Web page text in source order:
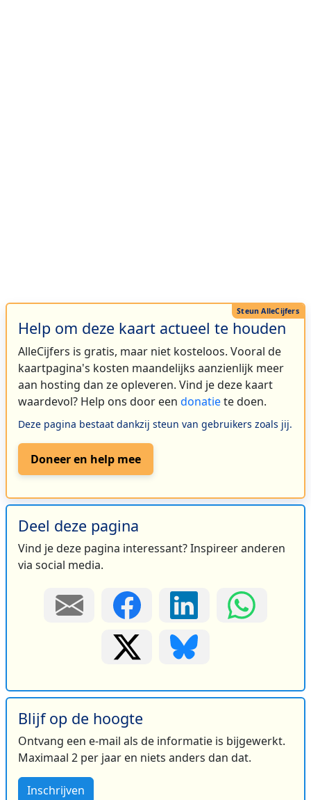
Help om deze kaart actueel te houden
AlleCijfers is gratis, maar niet kosteloos. Vooral de
kaartpagina's kosten maandelijks aanzienlijk meer
aan hosting dan ze opleveren. Vind je deze kaart
waardevol? Help ons door een donatiete doen.
Deze pagina bestaat dankzij steun van gebruikers zoals jij.
Doneer en help mee
Deel deze pagina
Vind je deze pagina interessant? Inspireer anderen
via social media.
Blijf op de hoogte
Ontvang een e-mail als de informatie is bijgewerkt.
Maximaal 2 per jaar en niets anders dan dat.
Inschrijven